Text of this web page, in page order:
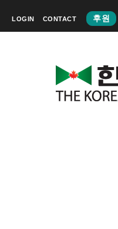
LOGIN CONTACT 후원